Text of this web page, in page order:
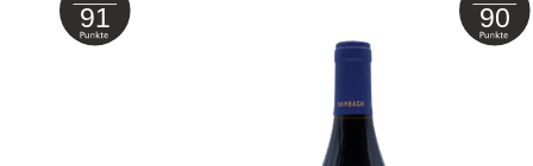
91 90